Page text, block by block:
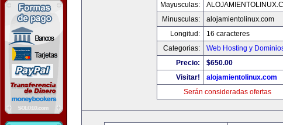
Mayusculas:
Minusculas:
alojamientolinux.com
Longitud:
16 caracteres
Categorias:
Web Hosting y
Precio:
$650.00
Visitar!
alojamientolinux.com
Serán consideradas ofertas